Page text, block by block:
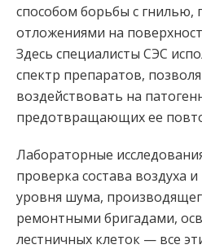
способом борьбы с гнилью,
отложениями на
Здесь специалисты СЭС
спектр препаратов,
воздействовать на
предотвращающих ее
Лабораторные
проверка состава воздуха
уровня шума,
ремонтными бригадами,
лестничных клеток — все